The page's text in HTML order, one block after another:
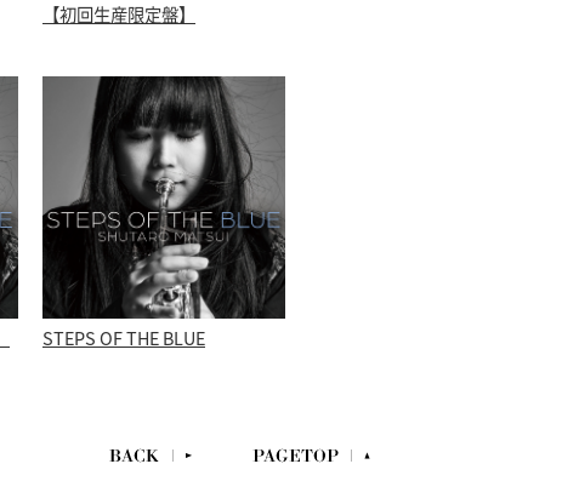
【初回生産限定盤】
STEPS OF THE BLUE